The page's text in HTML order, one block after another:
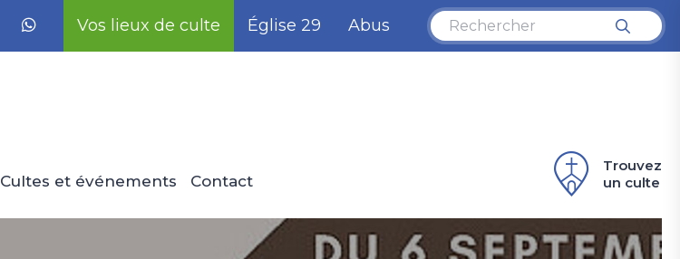
Vos lieux de culte Église 29 Abus
Cultes et événements Contact
Trouvez
un culte